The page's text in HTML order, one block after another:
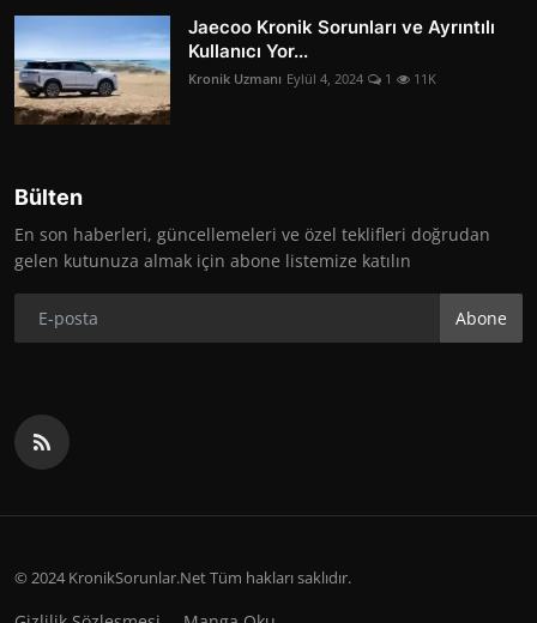
Jaecoo Kronik Sorunları ve Ayrıntılı
Kullanıcı Yor...
Kronik Uzmanı Eylül 4, 2024 1 11K
Bülten
En son haberleri, güncellemeleri ve özel teklifleri doğrudan
gelen kutunuza almak için abone listemize katılın
Abone
© 2024 KronikSorunlar.Net Tüm hakları saklıdır.